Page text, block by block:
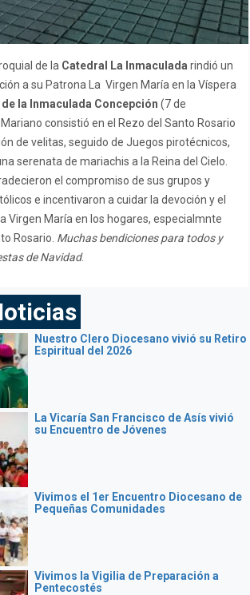
de la Catedral La Inmaculada rindió un
a su Patrona La Virgen María en la Víspera
la Inmaculada Concepción (7 de
consistió en el Rezo del Santo Rosario
de velitas, seguido de Juegos pirotécnicos,
serenata de mariachis a la Reina del Cielo.
el compromiso de sus grupos y
e incentivaron a cuidar la devoción y el
Virgen María en los hogares, especialmnte
Rosario. Muchas bendiciones para todos y
de Navidad.
Nuestro Clero Diocesano vivió su Retiro
Espiritual del 2026
La Vicaría San Francisco de Asís vivió
su Encuentro de Jóvenes
Vivimos el 1er Encuentro Diocesano de
Pequeñas Comunidades
Vivimos la Vigilia de Preparación a
Pentecostés